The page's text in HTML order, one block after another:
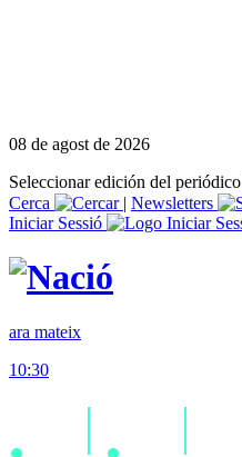
08 de agost de 2026
Seleccionar edición del periódico
Cerca
| Newsletters
Iniciar Sessió
ara mateix
10:30